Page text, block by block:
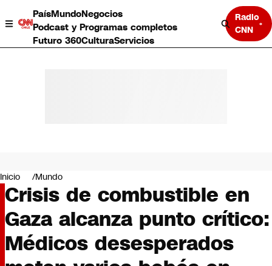
PaísMundoNegocios
Podcast y Programas completos
Futuro 360CulturaServicios
Radio
CNN
Negocios
Deportes
Programas completos
Cultura
Servicios
Bits
Inicio Mundo
Crisis de combustible en
Gaza alcanza punto crítico:
Médicos desesperados